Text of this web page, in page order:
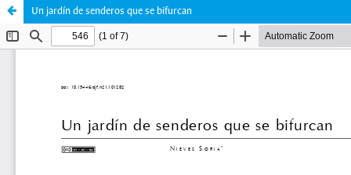
Un jardín de senderos que se bifurcan